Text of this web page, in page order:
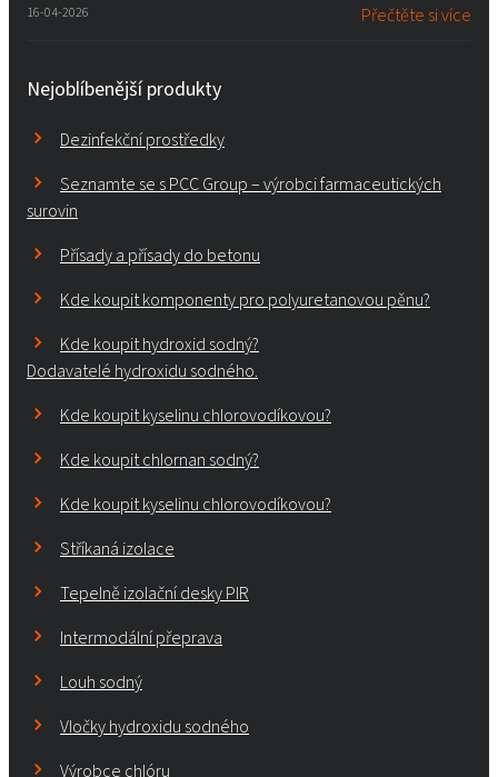
16-04-2026 Přečtěte si více
Nejoblíbenější produkty
Dezinfekční prostředky
Seznamte se s PCC Group – výrobci farmaceutických
surovin
Přísady a přísady do betonu
Kde koupit komponenty pro polyuretanovou pěnu?
Kde koupit hydroxid sodný?
Dodavatelé hydroxidu sodného.
Kde koupit kyselinu chlorovodíkovou?
Kde koupit chlornan sodný?
Kde koupit kyselinu chlorovodíkovou?
Stříkaná izolace
Tepelně izolační desky PIR
Intermodální přeprava
Louh sodný
Vločky hydroxidu sodného
Výrobce chlóru